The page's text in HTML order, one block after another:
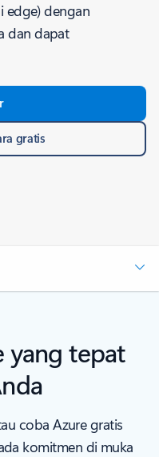
edge) dengan
dan dapat
gratis
yang tepat
coba Azure gratis
komitmen di muka